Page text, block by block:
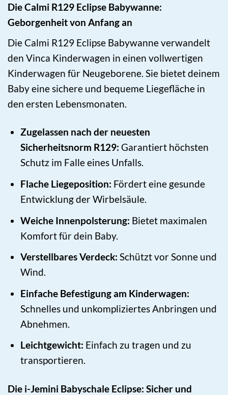
Die Calmi R129 Eclipse Babywanne:
Geborgenheit von Anfang an
Die Calmi R129 Eclipse Babywanne verwandelt
den Vinca Kinderwagen in einen vollwertigen
Kinderwagen für Neugeborene. Sie bietet deinem
Baby eine sichere und bequeme Liegefläche in
den ersten Lebensmonaten.
Zugelassen nach der neuesten
Sicherheitsnorm R129: Garantiert höchsten
Schutz im Falle eines Unfalls.
Flache Liegeposition: Fördert eine gesunde
Entwicklung der Wirbelsäule.
Weiche Innenpolsterung: Bietet maximalen
Komfort für dein Baby.
Verstellbares Verdeck: Schützt vor Sonne und
Wind.
Einfache Befestigung am Kinderwagen:
Schnelles und unkompliziertes Anbringen und
Abnehmen.
Leichtgewicht: Einfach zu tragen und zu
transportieren.
Die i-Jemini Babyschale Eclipse: Sicher und